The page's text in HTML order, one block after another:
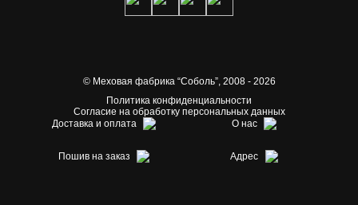
© Меховая фабрика “Соболь”,2008 - 2026
Политика конфиденциальности
Согласие на обработку персональных данных
Доставка и оплата
О нас
Пошив на заказ Адрес